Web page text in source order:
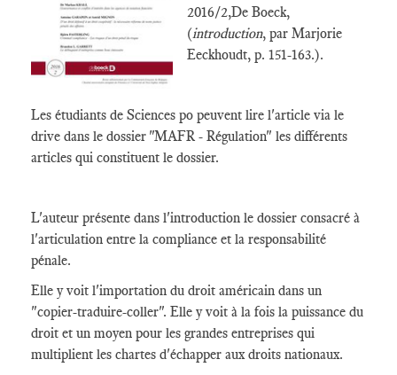
2016/2,De Boeck,
(introduction, par Marjorie
Eeckhoudt, p. 151-163.).
Les étudiants de Sciences po peuvent lire l'article via le
drive dans le dossier "MAFR - Régulation" les différents
articles qui constituent le dossier.
L'auteur présente dans l'introduction le dossier consacré à
l'articulation entre la compliance et la responsabilité
pénale.
Elle y voit l'importation du droit américain dans un
"copier-traduire-coller". Elle y voit à la fois la puissance du
droit et un moyen pour les grandes entreprises qui
multiplient les chartes d'échapper aux droits nationaux.